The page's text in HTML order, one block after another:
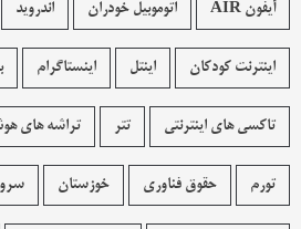
آیفون AIR اتوموبیل خودران اندروید
اینترنت کودکان اینتل اینستاگرام
تاکسی های اینترنتی تتر تراشه های
تورم حقوق فناوری خوزستان